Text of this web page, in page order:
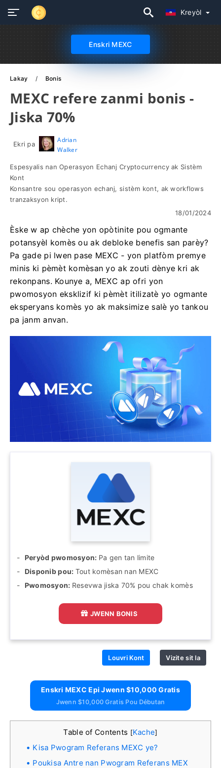
Kreyòl
Enskri MEXC
Lakay Bonis
MEXC refere zanmi bonis -
Jiska 70%
Ekri pa
Adrian
Walker
Espesyalis nan Operasyon Echanj Cryptocurrency ak Sistèm
Kont
Konsantre sou operasyon echanj, sistèm kont, ak workflows
tranzaksyon kript.
18/01/2024
Èske w ap chèche yon opòtinite pou ogmante
potansyèl komès ou ak debloke benefis san parèy?
Pa gade pi lwen pase MEXC - yon platfòm premye
minis ki pèmèt komèsan yo ak zouti dènye kri ak
rekonpans. Kounye a, MEXC ap ofri yon
pwomosyon eksklizif ki pèmèt itilizatè yo ogmante
eksperyans komès yo ak maksimize salè yo tankou
pa janm anvan.
Peryòd pwomosyon: Pa gen tan limite
Disponib pou: Tout komèsan nan MEXC
Pwomosyon: Resevwa jiska 70% pou chak komès
JWENN BONIS
Louvri Kont Vizite sit la
Enskri MEXC Epi Jwenn $10,000 Gratis
Jwenn $10,000 Gratis Pou Débutan
Table of Contents [Kache]
Kisa Pwogram Referans MEXC ye?
Poukisa Antre nan Pwogram Referans MEX